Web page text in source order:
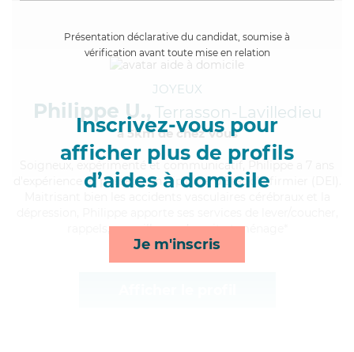
Présentation déclarative du candidat, soumise à
vérification avant toute mise en relation
Inscrivez-vous pour
afficher plus de profils
d’aides à domicile
Je m'inscris
JOYEUX
Philippe U., Terrasson-Lavilledieu
à 5km de chez Vous
, expérimenté et communicatif, Philippe a 7 ans
d'expérience et possède un diplôme d'Etat d'infirmier (DEI).
rappels, surveillance de nuit et ménage*